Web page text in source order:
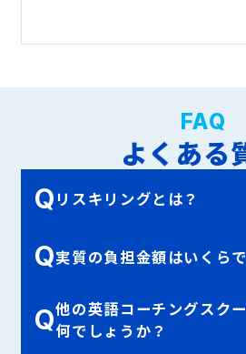
FAQ
よくある
Q リスキリングとは？
Q実質の負担金額はいくら
Q他の英語コーチングスク
何でしょうか？